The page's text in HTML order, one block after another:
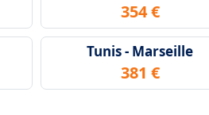
354 €
Tunis - Marseille
381 €